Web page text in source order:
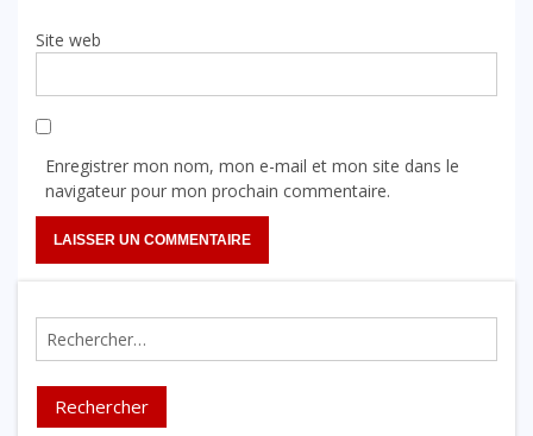
Site web
Enregistrer mon nom, mon e-mail et mon site dans le
navigateur pour mon prochain commentaire.
Rechercher :